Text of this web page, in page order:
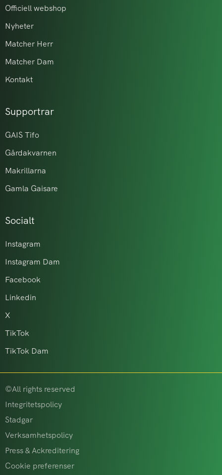
Officiell webshop
Nyheter
Matcher Herr
Matcher Dam
Kontakt
Supportrar
GAIS Tifo
Gårdakvarnen
Makrillarna
Gamla Gaisare
Socialt
Instagram
Instagram Dam
Facebook
Linkedin
X
TikTok
TikTok Dam
©All rights reserved
Integritetspolicy
Stadgar
Verksamhetspolicy
Press & Ackreditering
Cookie preferenser